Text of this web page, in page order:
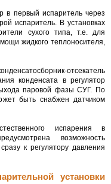
в первый испаритель через
испаритель. В установках
сухого типа, т.е. для
жидкого теплоносителя,
отсекатель
конденсата в регулятор
паровой фазы СУГ. По
быть снабжен датчиком
испарения в
возможность
к регулятору давления
установки